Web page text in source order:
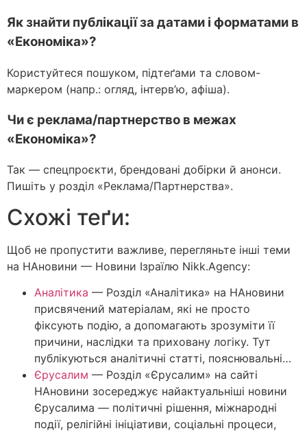
Як знайти публікації за датами і форматами в
«Економіка»?
Користуйтеся пошуком, підтеґами та словом-
маркером (напр.: огляд, інтерв’ю, афіша).
Чи є реклама/партнерство в межах
«Економіка»?
Так — спецпроєкти, брендовані добірки й анонси.
Пишіть у розділ «Реклама/Партнерства».
Схожі теґи:
Щоб не пропустити важливе, перегляньте інші теми
на НАновини — Новини Ізраїлю Nikk.Agency:
Аналітика — Розділ «Аналітика» на НАновини
присвячений матеріалам, які не просто
фіксують подію, а допомагають зрозуміти її
причини, наслідки та приховану логіку. Тут
публікуються аналітичні статті, пояснювальні…
Єрусалим — Розділ «Єрусалим» на сайті
НАновини зосереджує найактуальніші новини
Єрусалима — політичні рішення, міжнародні
події, релігійні ініціативи, соціальні процеси,